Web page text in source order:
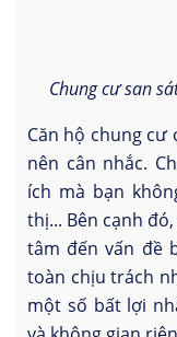
Chung cư san
Căn hộ chung
nên cân nhắc.
ích mà bạn
thị... Bên cạnh
tâm đến vấn đề
toàn chịu trách
một số bất lợi